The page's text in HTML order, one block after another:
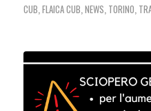
CUB, FLAICA CUB, NEWS, TORINO,